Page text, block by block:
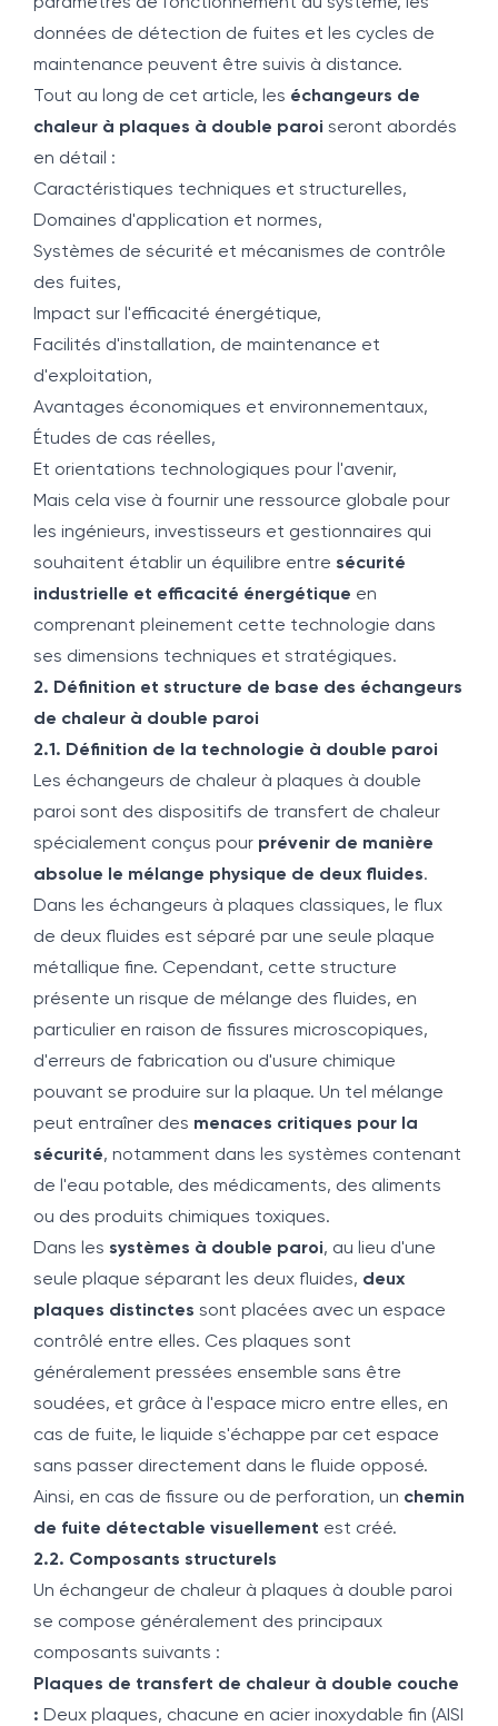
données de détection de fuites et les cycles de
maintenance peuvent être suivis à distance.
Tout au long de cet article, les échangeurs de
chaleur à plaques à double paroi seront abordés
en détail :
Caractéristiques techniques et structurelles,
Domaines d'application et normes,
Systèmes de sécurité et mécanismes de contrôle
des fuites,
Impact sur l'efficacité énergétique,
Facilités d'installation, de maintenance et
d'exploitation,
Avantages économiques et environnementaux,
Études de cas réelles,
Et orientations technologiques pour l'avenir,
Mais cela vise à fournir une ressource globale pour
les ingénieurs, investisseurs et gestionnaires qui
souhaitent établir un équilibre entre sécurité
industrielle et efficacité énergétique en
comprenant pleinement cette technologie dans
ses dimensions techniques et stratégiques.
2. Définition et structure de base des échangeurs
de chaleur à double paroi
2.1. Définition de la technologie à double paroi
Les échangeurs de chaleur à plaques à double
paroi sont des dispositifs de transfert de chaleur
spécialement conçus pour prévenir de manière
absolue le mélange physique de deux fluides.
Dans les échangeurs à plaques classiques, le flux
de deux fluides est séparé par une seule plaque
métallique fine. Cependant, cette structure
présente un risque de mélange des fluides, en
particulier en raison de fissures microscopiques,
d'erreurs de fabrication ou d'usure chimique
pouvant se produire sur la plaque. Un tel mélange
peut entraîner des menaces critiques pour la
sécurité, notamment dans les systèmes contenant
de l'eau potable, des médicaments, des aliments
ou des produits chimiques toxiques.
Dans les systèmes à double paroi, au lieu d'une
seule plaque séparant les deux fluides, deux
plaques distinctes sont placées avec un espace
contrôlé entre elles. Ces plaques sont
généralement pressées ensemble sans être
soudées, et grâce à l'espace micro entre elles, en
cas de fuite, le liquide s'échappe par cet espace
sans passer directement dans le fluide opposé.
Ainsi, en cas de fissure ou de perforation, un chemin
de fuite détectable visuellement est créé.
2.2. Composants structurels
Un échangeur de chaleur à plaques à double paroi
se compose généralement des principaux
composants suivants :
Plaques de transfert de chaleur à double couche
: Deux plaques, chacune en acier inoxydable fin (AISI